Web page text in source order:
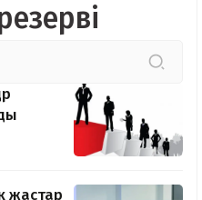
жастар